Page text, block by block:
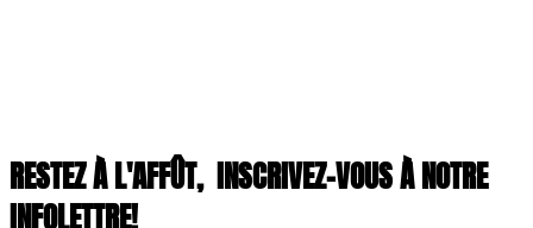
RESTEZ À L'AFFÛT, INSCRIVEZ-VOUS À NOTRE
INFOLETTRE!